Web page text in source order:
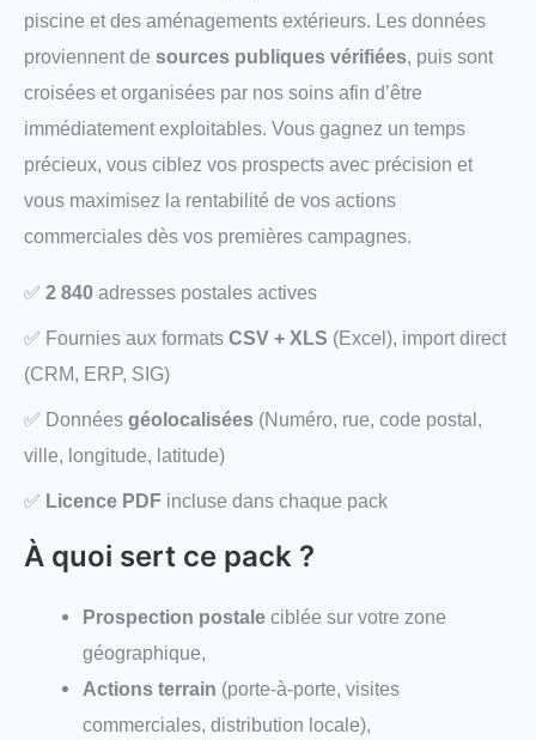
piscine et des aménagements extérieurs. Les données
proviennent de sources publiques vérifiées, puis sont
croisées et organisées par nos soins afin d’être
immédiatement exploitables. Vous gagnez un temps
précieux, vous ciblez vos prospects avec précision et
vous maximisez la rentabilité de vos actions
commerciales dès vos premières campagnes.
✅ 2 840 adresses postales actives
✅ Fournies aux formats CSV + XLS (Excel), import direct
(CRM, ERP, SIG)
✅ Données géolocalisées (Numéro, rue, code postal,
ville, longitude, latitude)
✅ Licence PDF incluse dans chaque pack
À quoi sert ce pack ?
Prospection postale ciblée sur votre zone
géographique,
Actions terrain (porte-à-porte, visites
commerciales, distribution locale),